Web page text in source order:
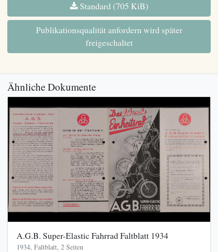
Standard (705 KiB)
Publikationsqualität anfordern wird später
freigeschaltet
Ähnliche Dokumente
A.G.B. Super-Elastic Fahrrad Faltblatt 1934
1934, Faltblatt, 2 Seiten